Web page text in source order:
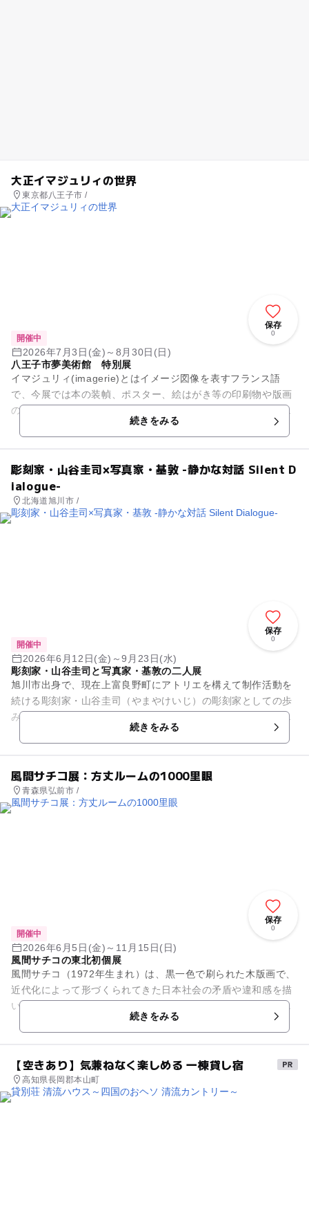
大正イマジュリィの世界
東京都八王子市 /
保存
0
開催中
2026年7月3日(金)～8月30日(日)
八王子市夢美術館 特別展
イマジュリィ(imagerie)とはイメージ図像を表すフランス語
で、今展では本の装幀、ポスター、絵はがき等の印刷物や版画
の総称として用いている。印刷技術や出版文化が発展した明治
続きをみる
彫刻家・山谷圭司×写真家・基敦 -静かな対話 Silent D
ialogue-
北海道旭川市 /
保存
0
開催中
2026年6月12日(金)～9月23日(水)
彫刻家・山谷圭司と写真家・基敦の二人展
旭川市出身で、現在上富良野町にアトリエを構えて制作活動を
続ける彫刻家・山谷圭司（やまやけいじ）の彫刻家としての歩
みを振り返り、過去の未発表作品や新作を含む彫刻作品を展示
するとともに、同じ上富良野...続きをみる
風間サチコ展：方丈ルームの1000里眼
青森県弘前市 /
保存
0
開催中
2026年6月5日(金)～11月15日(日)
風間サチコの東北初個展
風間サチコ（1972年生まれ）は、黒一色で刷られた木版画で、
近代化によって形づくられてきた日本社会の矛盾や違和感を描
いてきた。オリンピックや原子力をめぐる出来事、学校などの
身近な風景まで、私たち...続きをみる
【空きあり】気兼ねなく楽しめる 一棟貸し宿
高知県長岡郡本山町